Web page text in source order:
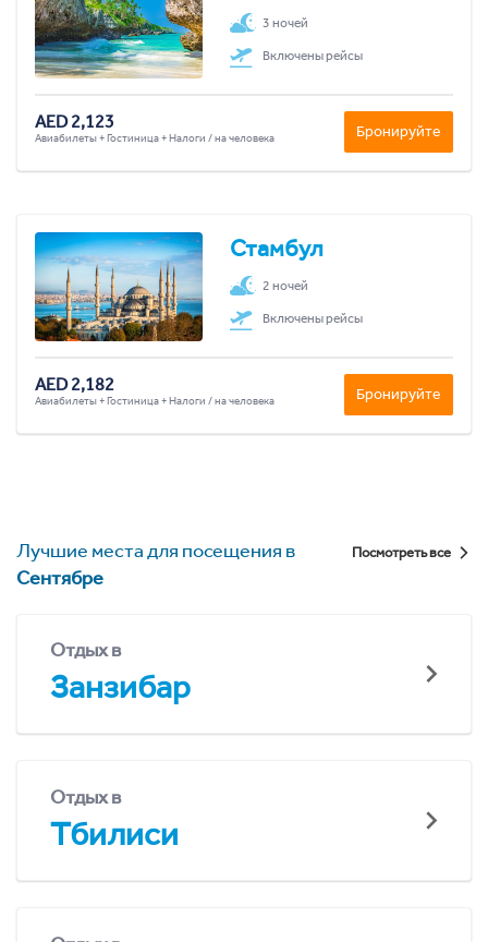
3 ночей
Включены рейсы
AED 2,123
Авиабилеты + Гостиница + Налоги / на человека Бронируйте
Стамбул
2 ночей
Включены рейсы
AED 2,182
Авиабилеты + Гостиница + Налоги / на человека Бронируйте
Лучшие места для посещения в
Сентябре
Посмотреть все
Отдых в
Занзибар
Отдых в
Тбилиси